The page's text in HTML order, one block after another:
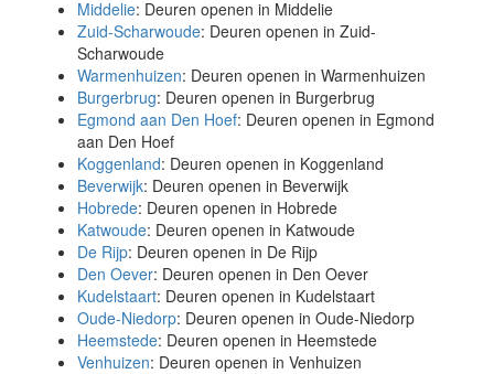
Middelie: Deuren openen in Middelie
Zuid-Scharwoude: Deuren openen in Zuid-
Scharwoude
Warmenhuizen: Deuren openen in Warmenhuizen
Burgerbrug: Deuren openen in Burgerbrug
Egmond aan Den Hoef: Deuren openen in Egmond
aan Den Hoef
Koggenland: Deuren openen in Koggenland
Beverwijk: Deuren openen in Beverwijk
Hobrede: Deuren openen in Hobrede
Katwoude: Deuren openen in Katwoude
De Rijp: Deuren openen in De Rijp
Den Oever: Deuren openen in Den Oever
Kudelstaart: Deuren openen in Kudelstaart
Oude-Niedorp: Deuren openen in Oude-Niedorp
Heemstede: Deuren openen in Heemstede
Venhuizen: Deuren openen in Venhuizen